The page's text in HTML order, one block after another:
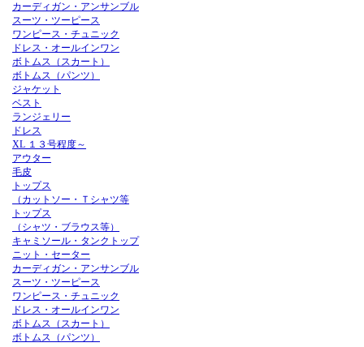
カーディガン・アンサンブル
スーツ・ツーピース
ワンピース・チュニック
ドレス・オールインワン
ボトムス（スカート）
ボトムス（パンツ）
ジャケット
ベスト
ランジェリー
ドレス
XL １３号程度～
アウター
毛皮
トップス
（カットソー・Ｔシャツ等
トップス
（シャツ・ブラウス等）
キャミソール・タンクトップ
ニット・セーター
カーディガン・アンサンブル
スーツ・ツーピース
ワンピース・チュニック
ドレス・オールインワン
ボトムス（スカート）
ボトムス（パンツ）